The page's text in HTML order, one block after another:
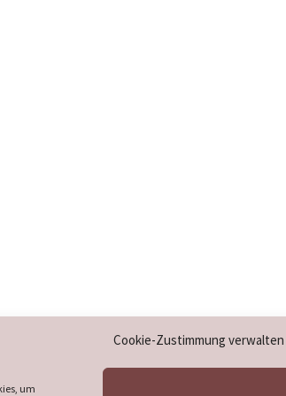
Cookie-Zustimmung verwalten
um